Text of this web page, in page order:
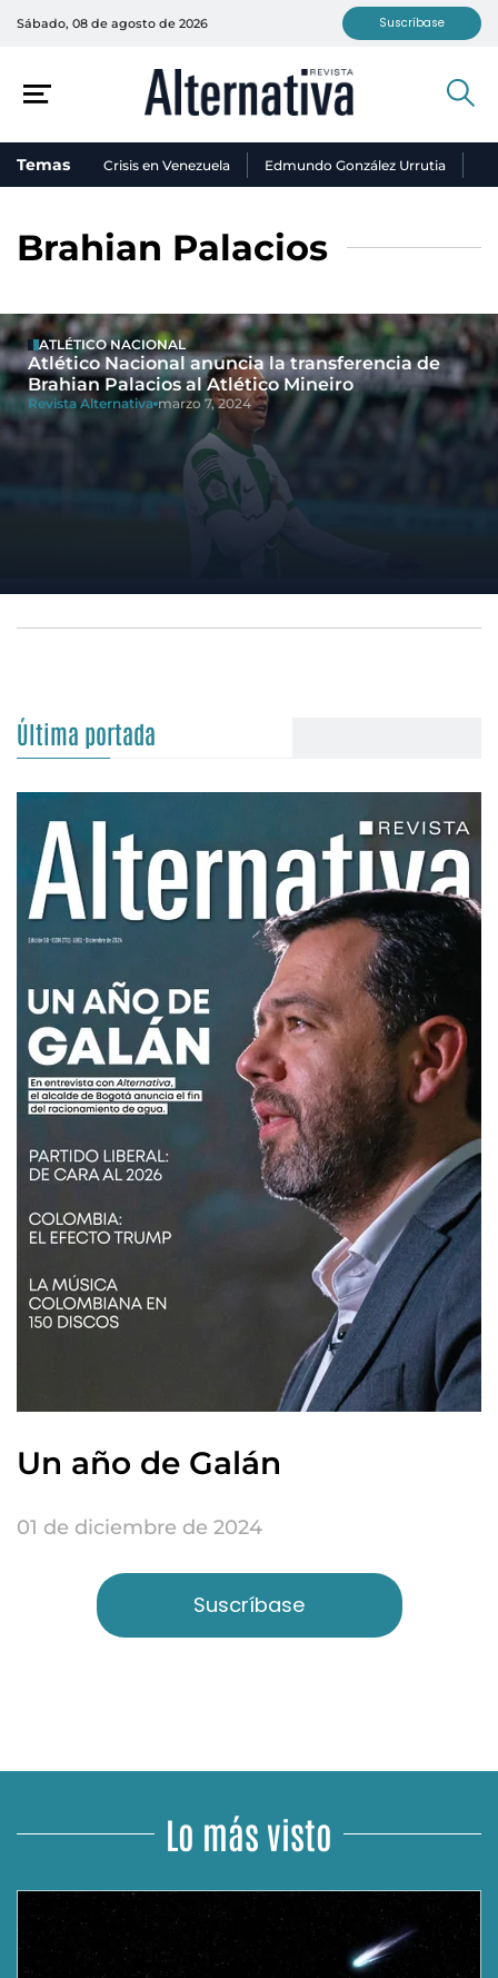
Sábado, 08 de agosto de 2026 Suscríbase
Temas Crisis en Venezuela Edmundo González Urrutia
Brahian Palacios
ATLÉTICO NACIONAL
Atlético Nacional anuncia la transferencia de
Brahian Palacios al Atlético Mineiro
Revista Alternativa marzo 7, 2024
Última portada
Un año de Galán
01 de diciembre de 2024
Suscríbase
Lo más visto